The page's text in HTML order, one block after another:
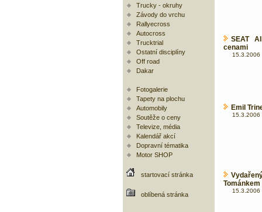
Trucky - okruhy
Závody do vrchu
Rallyecross
Autocross
Trucktrial
Ostatní disciplíny
Off road
Dakar
Fotogalerie
Tapety na plochu
Automobily
Soutěže o ceny
Televize, média
Kalendář akcí
Dopravní tématika
Motor SHOP
startovací stránka
oblíbená stránka
SEAT
cenami
15.3.2006
Emil
15.3.2006
Tománkem
15.3.2006